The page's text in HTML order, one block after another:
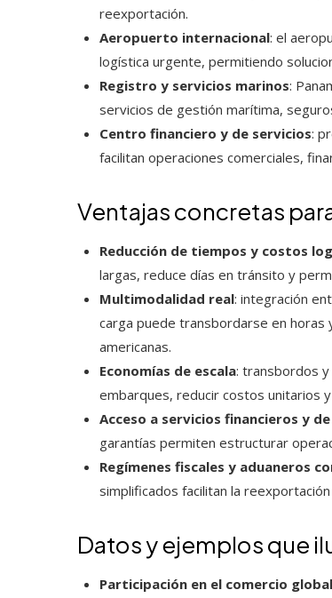
reexportación.
Aeropuerto internacional: el
logística urgente, permitiendo
Registro y servicios marinos:
servicios de gestión marítima,
Centro financiero y de servicios:
facilitan operaciones comerciales,
Ventajas concretas
Reducción de tiempos y costos
largas, reduce días en tránsito y
Multimodalidad real: integración
carga puede transbordarse en horas
americanas.
Economías de escala: transbordos y
embarques, reducir costos unitarios
Acceso a servicios financieros y
garantías permiten estructurar
Regímenes fiscales y aduaneros
simplificados facilitan la
Datos y ejemplos que
Participación en el comercio global